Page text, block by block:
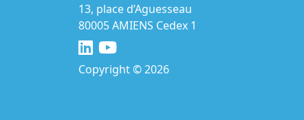
13, place d’Aguesseau
80005 AMIENS Cedex 1
Copyright © 2026